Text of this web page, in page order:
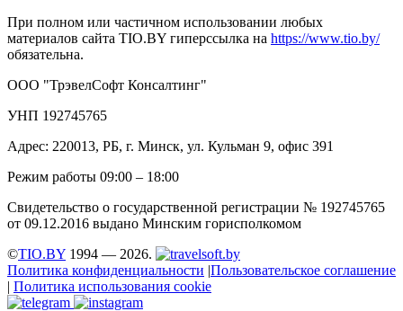
При полном или частичном использовании любых
материалов сайта TIO.BY гиперссылка на https://www.tio.by/
обязательна.
ООО "ТрэвелСофт Консалтинг"
УНП 192745765
Адрес: 220013, РБ, г. Минск, ул. Кульман 9, офис 391
Режим работы 09:00 – 18:00
Свидетельство о государственной регистрации № 192745765
от 09.12.2016 выдано Минским горисполкомом
©TIO.BY 1994 — 2026.
Политика конфиденциальности |Пользовательское соглашение
| Политика использования cookie